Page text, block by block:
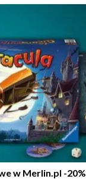
w Merlin.pl -20%